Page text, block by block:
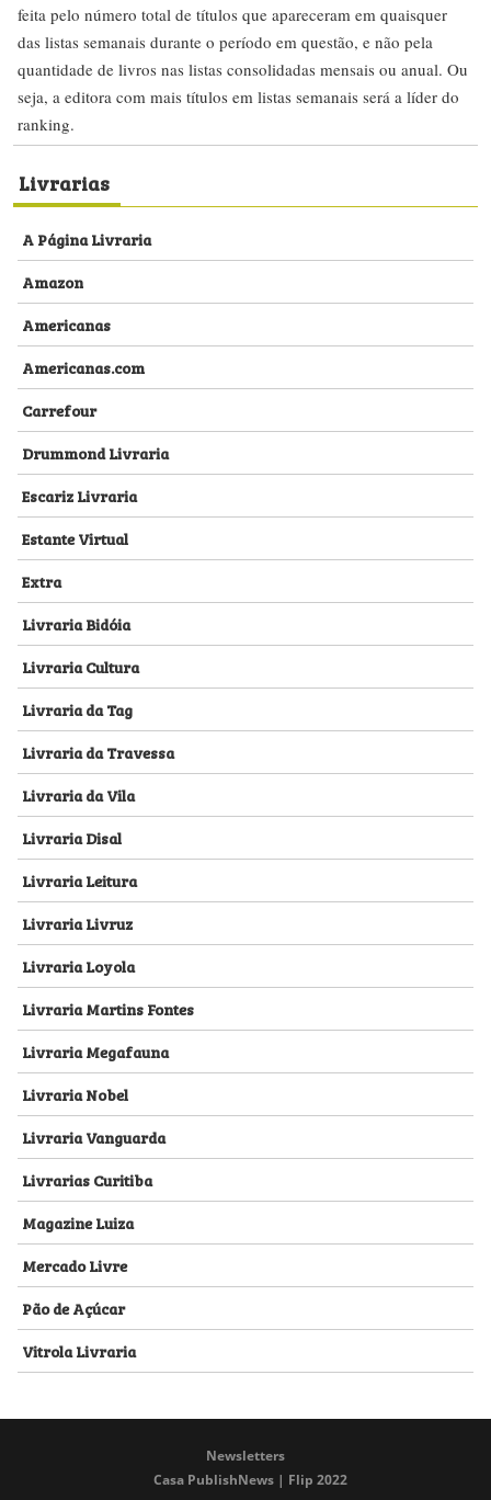
feita pelo número total de títulos que apareceram em quaisquer
das listas semanais durante o período em questão, e não pela
quantidade de livros nas listas consolidadas mensais ou anual. Ou
seja, a editora com mais títulos em listas semanais será a líder do
ranking.
Livrarias
A Página Livraria
Amazon
Americanas
Americanas.com
Carrefour
Drummond Livraria
Escariz Livraria
Estante Virtual
Extra
Livraria Bidóia
Livraria Cultura
Livraria da Tag
Livraria da Travessa
Livraria da Vila
Livraria Disal
Livraria Leitura
Livraria Livruz
Livraria Loyola
Livraria Martins Fontes
Livraria Megafauna
Livraria Nobel
Livraria Vanguarda
Livrarias Curitiba
Magazine Luiza
Mercado Livre
Pão de Açúcar
Vitrola Livraria
Newsletters
Casa PublishNews | Flip 2022